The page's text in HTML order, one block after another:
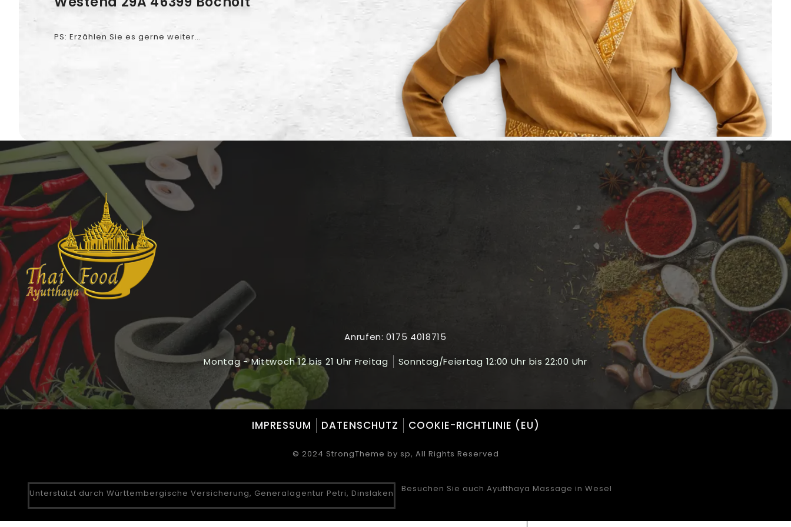
PS: Erzählen Sie es gerne weiter…
Anrufen: 0175 4018715
Montag - Mittwoch 12 bis 21 Uhr Freitag
Sonntag/Feiertag 12:00 Uhr bis 22:00 Uhr
IMPRESSUM DATENSCHUTZ COOKIE-RICHTLINIE (EU)
© 2024 StrongTheme by sp, All Rights Reserved
Unterstützt durch Württembergische Versicherung, Generalagentur Petri, Dinslaken Besuchen Sie auch Ayutthaya Massage in Wesel